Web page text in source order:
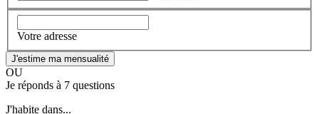
Votre adresse
J'estime ma mensualité
OU
Je réponds à 7 questions
J'habite dans...